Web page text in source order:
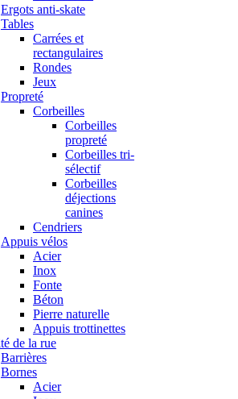
Ergots anti-skate
Tables
Carrées et
rectangulaires
Rondes
Jeux
Propreté
Corbeilles
Corbeilles
propreté
Corbeilles tri-
sélectif
Corbeilles
déjections
canines
Cendriers
Appuis vélos
Acier
Inox
Fonte
Béton
Pierre naturelle
Appuis trottinettes
de la rue
Barrières
Bornes
Acier